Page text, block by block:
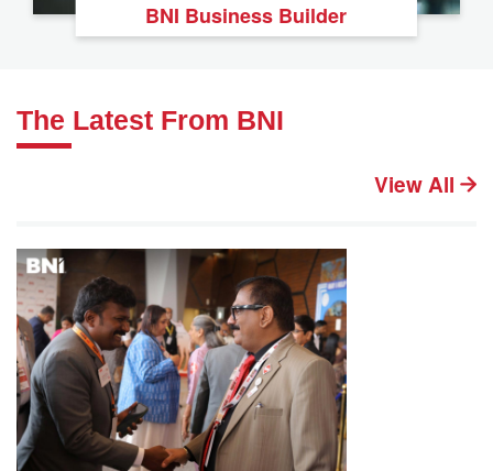
BNI Business Builder
The Latest From BNI
View All